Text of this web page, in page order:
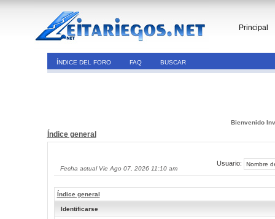
Principal
ÍNDICE DEL FORO FAQ BUSCAR
Bienvenido
Índice general
Fecha actual Vie Ago 07, 2026 11:10 am
Usuario:
Índice general
Identificarse